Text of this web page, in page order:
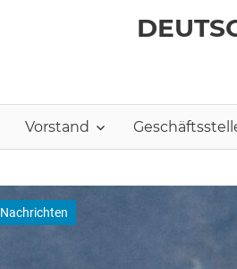
Vorstand
Nachrichten